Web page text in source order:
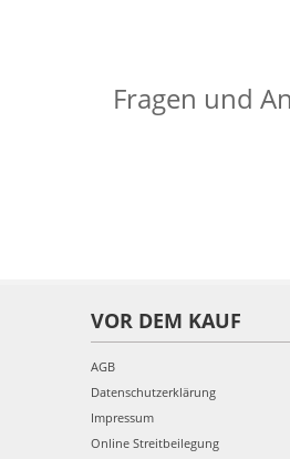
Fragen und
VOR DEM KAUF
AGB
Datenschutzerklärung
Impressum
Online Streitbeilegung